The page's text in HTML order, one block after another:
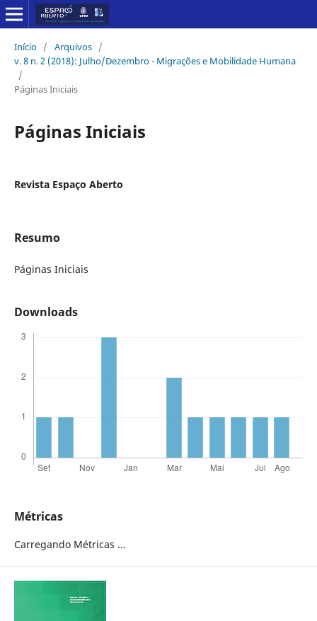
Início / Arquivos /
v. 8 n. 2 (2018): Julho/Dezembro - Migrações e Mobilidade Humana
/
Páginas Iniciais
Páginas Iniciais
Revista Espaço Aberto
Resumo
Páginas Iniciais
Downloads
Métricas
Carregando Métricas ...